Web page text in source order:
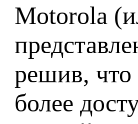
Motorola
решив, что
более